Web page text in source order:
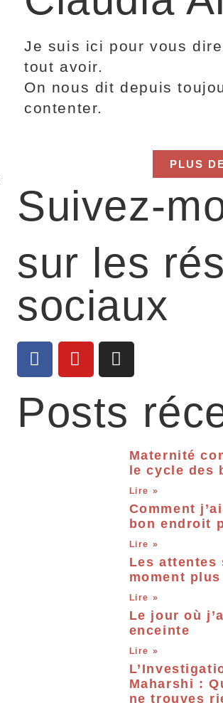
Je suis ici pour vous
tout avoir.
On nous dit depuis
contenter.
PLUS
Suivez-
sur les
sociaux
Posts
Maternité
le cycle des
Lire »
Comment
bon endroit
Lire »
Les attentes
moment
Lire »
Le jour où
enceinte
Lire »
Maharshi :
ne trouves